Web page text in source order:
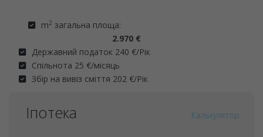
m2 загальна площа:
2.970 €
Державний податок 240 €/Рік
Спільнота 25 €/місяць
Збір на вивіз сміття 202 €/Рік
Іпотека Калькулятор